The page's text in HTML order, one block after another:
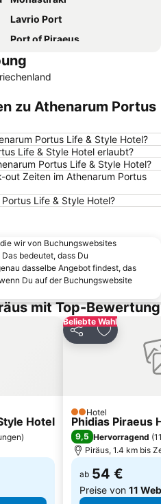
Lavrio Port
Port of Piraeus
Kolonaki
Psirri
Nea Makri
Piraeus Station
Pefki
Kallithea
OAKA Olympic Stadium
Chalikiada
Astir Beach
Traditional Settlement of Anafiotika
Ampelokipoi
Nea Smyrni
Christmas at Syntagma Square
Saronida
Ilioupolis
zu Athenarum Portus
Portus Life & Style Hotel?
Life & Style Hotel erlaubt?
Portus Life & Style Hotel?
Zeiten im Athenarum Portus
Life & Style Hotel?
wir von Buchungswebsites
bedeutet, dass Du
dasselbe Angebot findest, das
Du auf der Buchungswebsite
mit Top-Bewertung
Hotel
)
Beliebte Wahl
Teilen Zu
2 Sterne
Hotel
Phidias Piraeus
9,5 Hervorragend (
Piräus, 1.4 km bis
ab 54 €
Preise von 11